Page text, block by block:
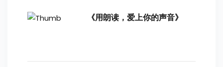
《用朗读，爱上你的声音》